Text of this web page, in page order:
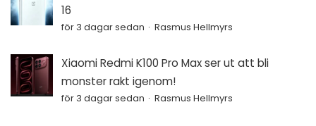
16
för 3 dagar sedan Rasmus Hellmyrs
Xiaomi Redmi K100 Pro Max ser ut att bli
monster rakt igenom!
för 3 dagar sedan Rasmus Hellmyrs